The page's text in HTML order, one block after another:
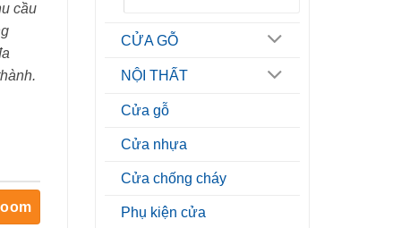
CỬA GỖ
NỘI THẤT
Cửa gỗ
Cửa nhựa
Cửa chống cháy
Phụ kiện cửa
cầu